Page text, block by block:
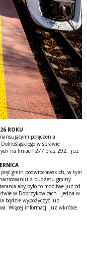
ROKU
połączenia
w sprawie
na liniach 277 oraz 292, już
gmin podwrocławskich, w tym
z budżetu gminy
aby było to możliwe już od
w Dobrzykowicach i jedna w
będzie wypożyczyć lub
Więcej informacji już wkrótce.